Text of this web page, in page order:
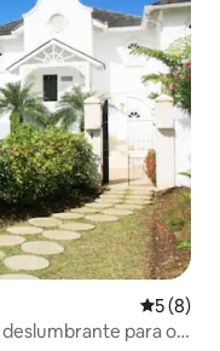
5 de
5 (8)
deslumbrante para o